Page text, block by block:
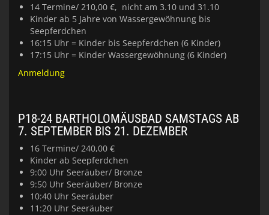
14 Termine/ 210,00 €, nicht am 3.10 und 31.10
Kinder ab 5 Jahre von Wassergewöhnung bis
Seepferdchen
16:15 Uhr = Kinder bis Seepferdchen (6 Kinder)
17:15 Uhr = Kinder Wassergewöhnung (6 Kinder)
Anmeldung
P18-24 BARTHOLOMÄUSBAD SAMSTAGS AB
7. SEPTEMBER BIS 21. DEZEMBER
16 Termine/ 240,00 €
Kinder ab Seepferdchen
9:00 Uhr Seeräuber/ Bronze
9:50 Uhr Seeräuber/ Bronze
10:40 Uhr Seeräuber
11:20 Uhr Seeräuber